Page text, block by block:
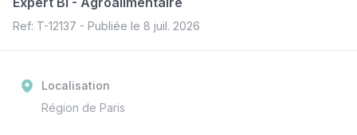
Ref: T-12137 - Publiée le 8 juil. 2026
Localisation
Région de Paris